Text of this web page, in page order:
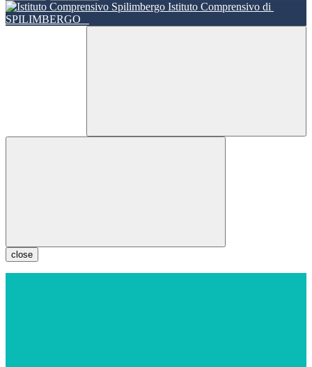
Istituto Comprensivo di
SPILIMBERGO
close